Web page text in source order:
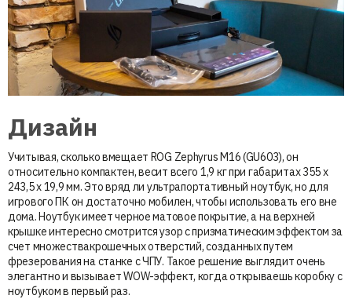
Дизайн
Учитывая, сколько вмещает ROG Zephyrus M16 (GU603), он
относительно компактен, весит всего 1,9 кг при габаритах 355 x
243,5 x 19,9 мм. Это вряд ли ультрапортативный ноутбук, но для
игрового ПК он достаточно мобилен, чтобы использовать его вне
дома. Ноутбук имеет черное матовое покрытие, а на верхней
крышке интересно смотрится узор с призматическим эффектом за
счет множествакрошечных отверстий, созданных путем
фрезерования на станке с ЧПУ. Такое решение выглядит очень
элегантно и вызывает WOW-эффект, когда открываешь коробку с
ноутбуком в первый раз.